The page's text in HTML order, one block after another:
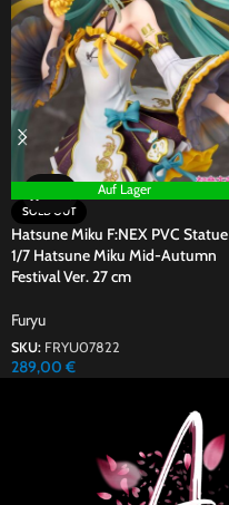
Auf Lager
SOLD OUT
Hatsune Miku F:NEX PVC Statue
1/7 Hatsune Miku Mid-Autumn
Festival Ver. 27 cm
Furyu
SKU: FRYU07822
289,00 €